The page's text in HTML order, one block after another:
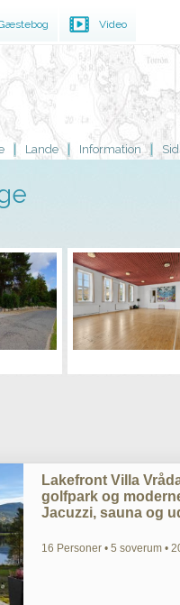
Lande Information
Lakefront Villa
golfpark og
Jacuzzi, sauna og
16 Personer • 5 soverum •
Video